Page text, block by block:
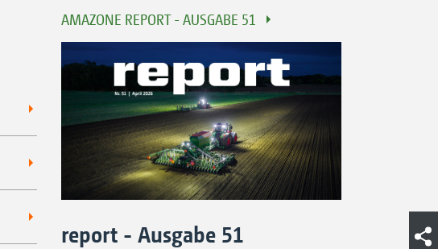
AMAZONE REPORT - AUSGABE 51
report - Ausgabe 51